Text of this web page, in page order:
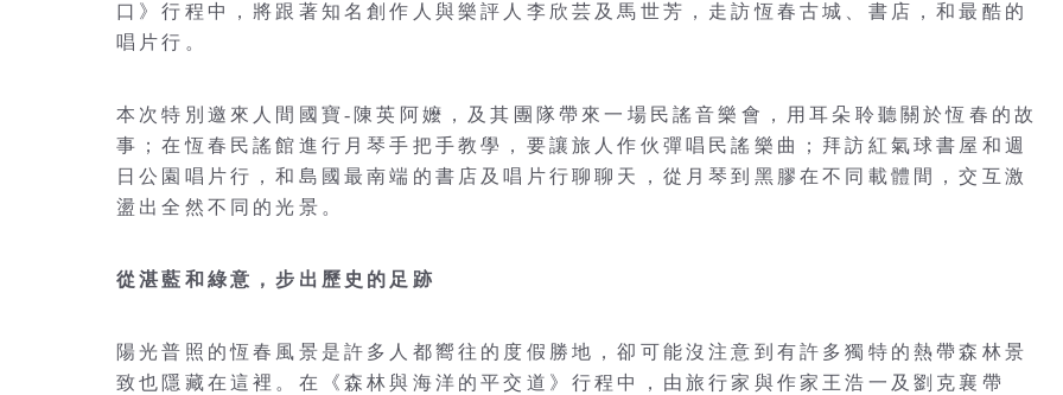
口》行程中，將跟著知名創作人與樂評人李欣芸及馬世芳，走訪恆春古城、書店，和最酷的
唱片行。
本次特別邀來人間國寶-陳英阿嬤，及其團隊帶來一場民謠音樂會，用耳朵聆聽關於恆春的故
事；在恆春民謠館進行月琴手把手教學，要讓旅人作伙彈唱民謠樂曲；拜訪紅氣球書屋和週
日公園唱片行，和島國最南端的書店及唱片行聊聊天，從月琴到黑膠在不同載體間，交互激
盪出全然不同的光景。
從湛藍和綠意，步出歷史的足跡
陽光普照的恆春風景是許多人都嚮往的度假勝地，卻可能沒注意到有許多獨特的熱帶森林景
致也隱藏在這裡。在《森林與海洋的平交道》行程中，由旅行家與作家王浩一及劉克襄帶